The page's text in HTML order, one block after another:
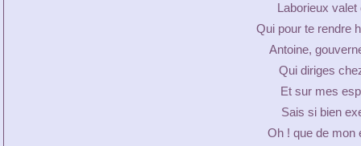
Laborieux
Qui pour te rendre
Antoine,
Qui diriges
Et sur mes
Sais si bien
Oh ! que de mon